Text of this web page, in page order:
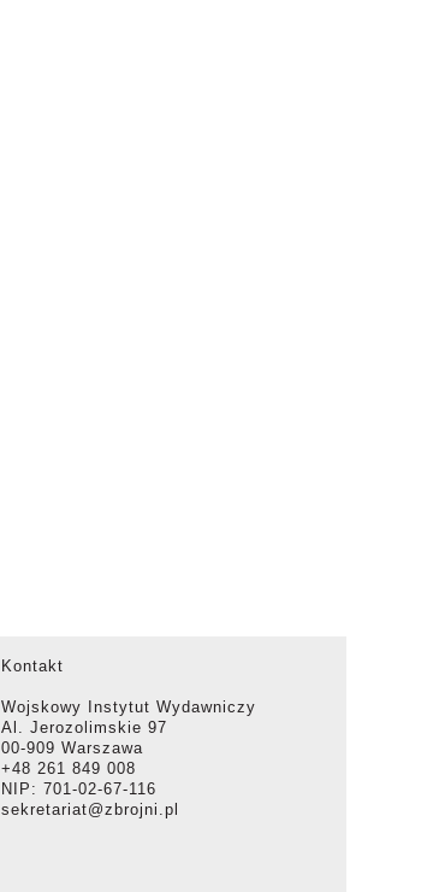
Kontakt
Wojskowy Instytut Wydawniczy
Al. Jerozolimskie 97
00-909 Warszawa
+48 261 849 008
NIP: 701-02-67-116
sekretariat@zbrojni.pl